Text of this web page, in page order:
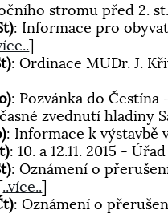
stromu před 2.
: Informace pro
]
: Ordinace MUDr. J.
: Pozvánka do
zvednutí hladiny
: Informace k výstavbě
: 10. a 12.11. 2015 -
: Oznámení o
[..více..]
: Oznámení o